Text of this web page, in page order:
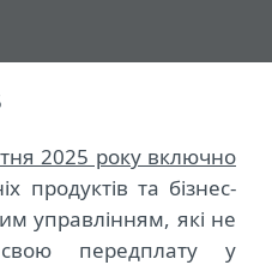
2025 року включно
продуктів та бізнес-
управлінням, які не
передплату у